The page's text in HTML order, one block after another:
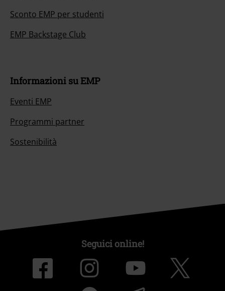
Sconto EMP per studenti
EMP Backstage Club
Informazioni su EMP
Eventi EMP
Programmi partner
Sostenibilità
Seguici online!